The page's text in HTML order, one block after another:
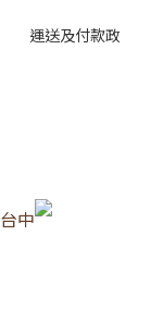
運送及付款政
台中